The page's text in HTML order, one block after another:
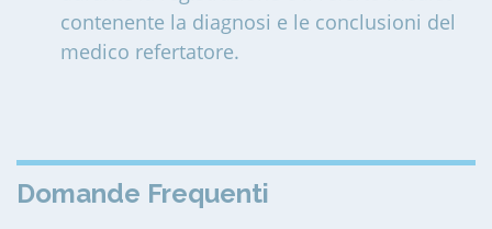
contenente la diagnosi e le conclusioni del
medico refertatore.
Domande Frequenti